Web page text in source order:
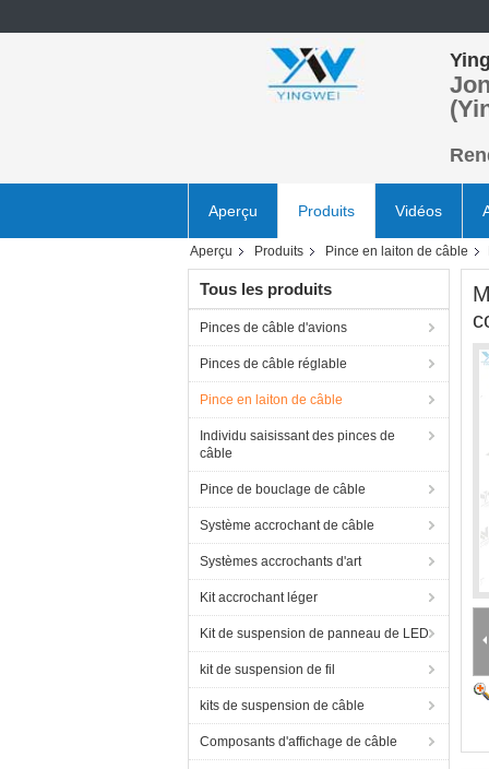
Aperçu Produits Vidéos
Aperçu Produits Pince en laiton de câble
Tous les produits
Pinces de câble d'avions
Pinces de câble réglable
Pince en laiton de câble
Individu saisissant des pinces de
câble
Pince de bouclage de câble
Système accrochant de câble
Systèmes accrochants d'art
Kit accrochant léger
Kit de suspension de panneau de LED
kit de suspension de fil
kits de suspension de câble
Composants d'affichage de câble